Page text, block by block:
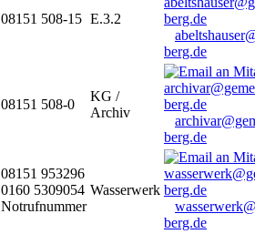
08151 508-15 E.3.2
berg.de
08151 508-0
KG /
Archiv
berg.de
08151 953296
0160 5309054
Notrufnummer
Wasserwerk
berg.de